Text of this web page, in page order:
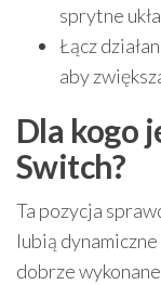
sprytne
Łącz
aby
Dla kogo
Switch?
Ta pozycja
lubią
dobrze